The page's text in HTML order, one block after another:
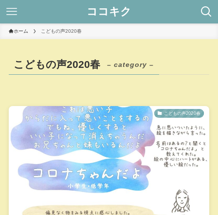
ココキク
ホーム こどもの声2020春
こどもの声2020春 – category –
こどもの声2020春